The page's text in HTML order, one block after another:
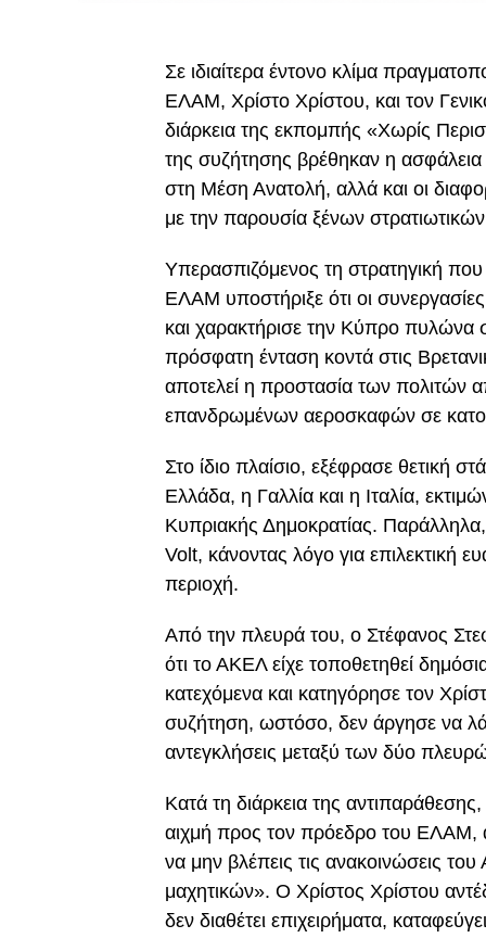
Σε ιδιαίτερα έντονο κλίμα
ΕΛΑΜ, Χρίστο Χρίστου, και τον
διάρκεια της εκπομπής «Χωρίς
της συζήτησης βρέθηκαν η ασφάλεια
στη Μέση Ανατολή, αλλά και οι
με την παρουσία ξένων
Υπερασπιζόμενος τη στρατηγική
ΕΛΑΜ υποστήριξε ότι οι
και χαρακτήρισε την Κύπρο πυλώνα
πρόσφατη ένταση κοντά στις
αποτελεί η προστασία των
επανδρωμένων αεροσκαφών σε
Στο ίδιο πλαίσιο, εξέφρασε θετική
Ελλάδα, η Γαλλία και η Ιταλία,
Κυπριακής Δημοκρατίας. Παράλληλα,
Volt, κάνοντας λόγο για επιλεκτική
περιοχή.
Από την πλευρά του, ο Στέφανος
ότι το ΑΚΕΛ είχε τοποθετηθεί
κατεχόμενα και κατηγόρησε τον
συζήτηση, ωστόσο, δεν άργησε να
αντεγκλήσεις μεταξύ των δύο
Κατά τη διάρκεια της
αιχμή προς τον πρόεδρο του ΕΛΑΜ,
να μην βλέπεις τις ανακοινώσεις
μαχητικών». Ο Χρίστος Χρίστου
δεν διαθέτει επιχειρήματα,